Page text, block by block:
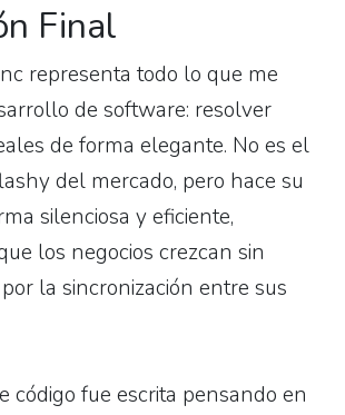
Final
representa todo lo que me
de software: resolver
de forma elegante. No es el
del mercado, pero hace su
silenciosa y eficiente,
los negocios crezcan sin
la sincronización entre sus
código fue escrita pensando en